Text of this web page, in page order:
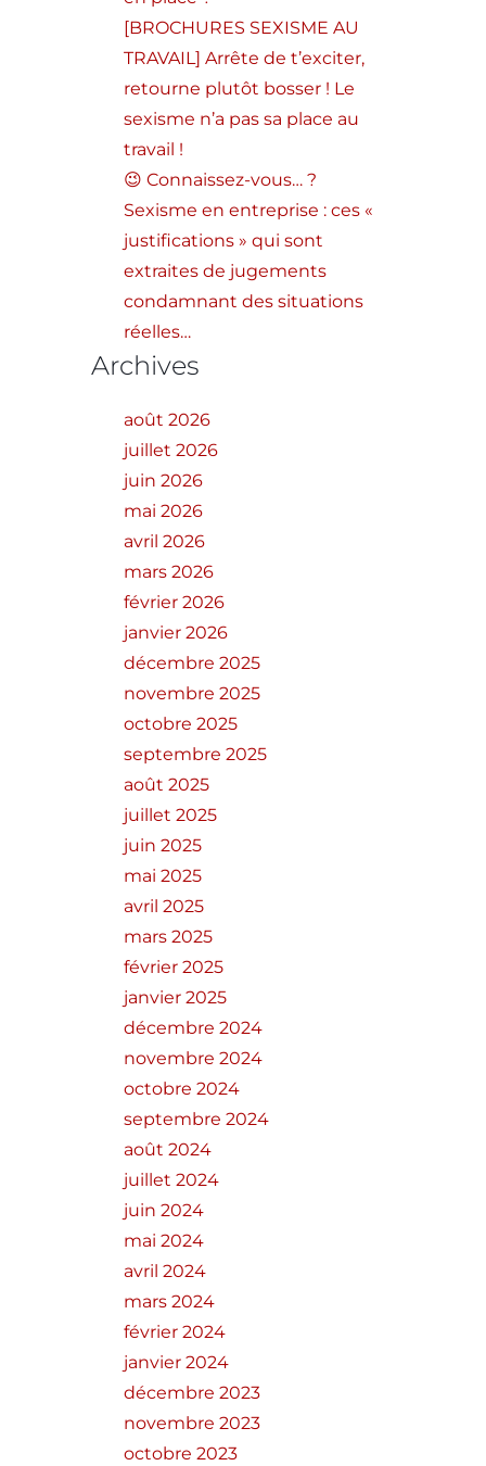
[BROCHURES SEXISME AU
TRAVAIL] Arrête de t’exciter,
retourne plutôt bosser ! Le
sexisme n’a pas sa place au
travail !
😉 Connaissez-vous… ?
Sexisme en entreprise : ces «
justifications » qui sont
extraites de jugements
condamnant des situations
réelles…
Archives
août 2026
juillet 2026
juin 2026
mai 2026
avril 2026
mars 2026
février 2026
janvier 2026
décembre 2025
novembre 2025
octobre 2025
septembre 2025
août 2025
juillet 2025
juin 2025
mai 2025
avril 2025
mars 2025
février 2025
janvier 2025
décembre 2024
novembre 2024
octobre 2024
septembre 2024
août 2024
juillet 2024
juin 2024
mai 2024
avril 2024
mars 2024
février 2024
janvier 2024
décembre 2023
novembre 2023
octobre 2023